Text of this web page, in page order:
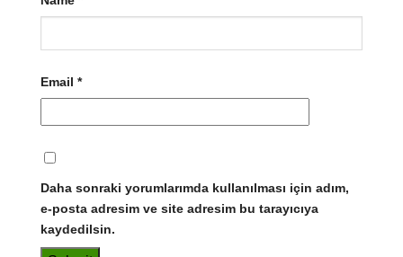
Email *
Daha sonraki yorumlarımda kullanılması için adım,
e-posta adresim ve site adresim bu tarayıcıya
kaydedilsin.